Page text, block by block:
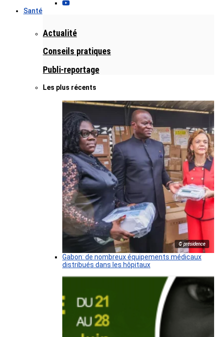
Santé
Actualité
Conseils pratiques
Publi-reportage
Les plus récents
© présidence
Gabon: de nombreux équipements médicaux
distribués dans les hôpitaux